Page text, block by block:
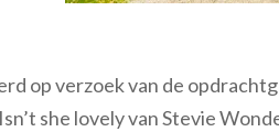
op verzoek van de
she lovely van Stevie